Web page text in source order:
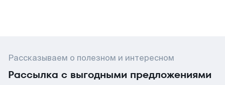
Рассказываем о полезном и интересном
Рассылка с выгодными предложениями